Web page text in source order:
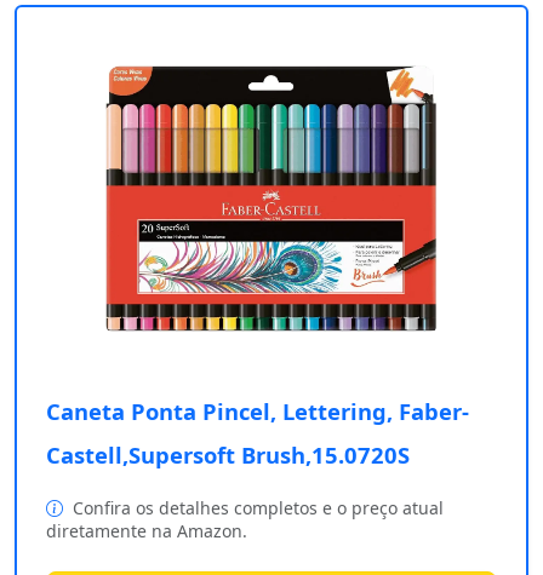
Caneta Ponta Pincel, Lettering, Faber-
Castell,Supersoft Brush,15.0720S
Confira os detalhes completos e o preço atual
diretamente na Amazon.